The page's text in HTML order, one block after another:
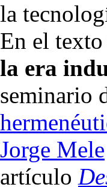
la
En el texto
la era
seminario
Jorge Mele
artículo